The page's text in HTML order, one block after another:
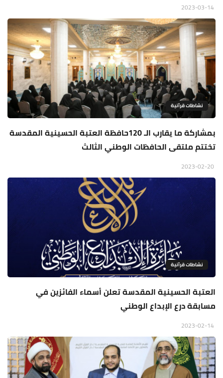
نشاطات قرآنية
بمشاركة ما يقارب الـ 120حافظة العتبة الحسينية المقدسة
تختتم ملتقى الحافظات الوطني الثالث
نشاطات قرآنية
العتبة الحسينية المقدسة تعلن أسماء الفائزين في
مسابقة درع الإبداع الوطني